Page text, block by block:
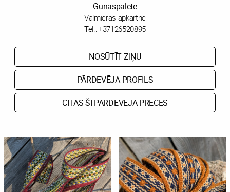
Gunaspalete
Valmieras apkārtne
Tel.: +37126520895
NOSŪTĪT ZIŅU
PĀRDEVĒJA PROFILS
CITAS ŠĪ PĀRDEVĒJA PRECES